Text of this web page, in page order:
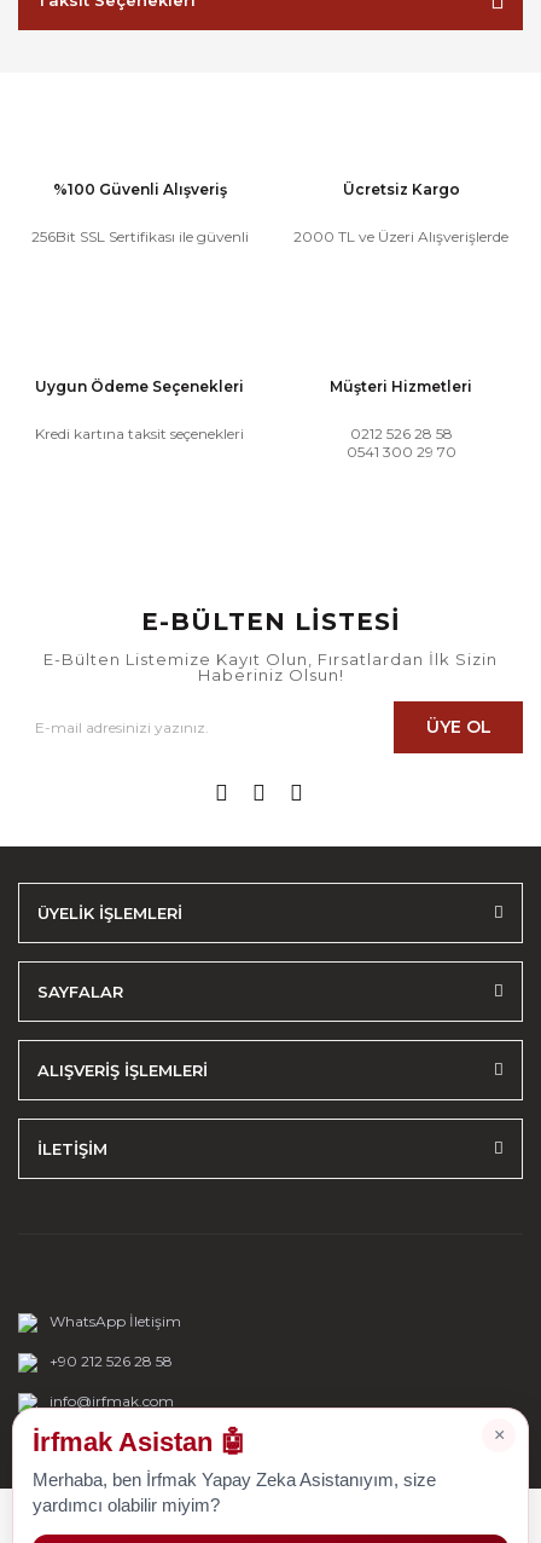
%100 Güvenli Alışveriş
256Bit SSL Sertifikası ile güvenli
Ücretsiz Kargo
2000 TL ve Üzeri Alışverişlerde
Uygun Ödeme Seçenekleri
Kredi kartına taksit seçenekleri
Müşteri Hizmetleri
0212 526 28 58
0541 300 29 70
E-BÜLTEN LİSTESİ
E-Bülten Listemize Kayıt Olun, Fırsatlardan İlk Sizin
Haberiniz Olsun!
ÜYE OL
ÜYELİK İŞLEMLERİ
SAYFALAR
ALIŞVERİŞ İŞLEMLERİ
İLETİŞİM
WhatsApp İletişim
+90 212 526 28 58
info@irfmak.com
×
İrfmak Asistan 🤖
Merhaba, ben İrfmak Yapay Zeka Asistanıyım, size
yardımcı olabilir miyim?